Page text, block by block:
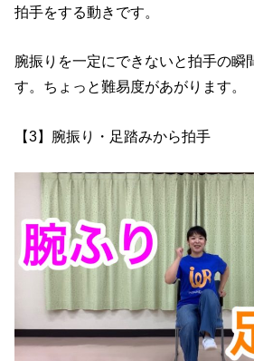
拍手をする動きです。
腕振りを一定にできないと拍手の瞬
す。ちょっと難易度があがります。
【3】腕振り・足踏みから拍手